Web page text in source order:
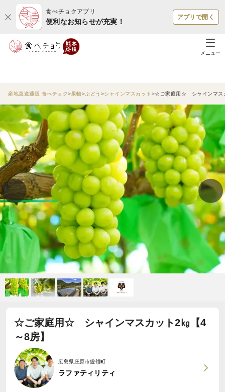
食べチョクアプリ
便利なお知らせが充実！
アプリで開く
メニュー
産地直送通販 食べチョク 果物 ぶどう シャインマスカット ☆ご家庭用☆ シャインマス
☆ご家庭用☆ シャインマスカット2㎏【4
～8房】
広島県庄原市総領町
ラファティリティ